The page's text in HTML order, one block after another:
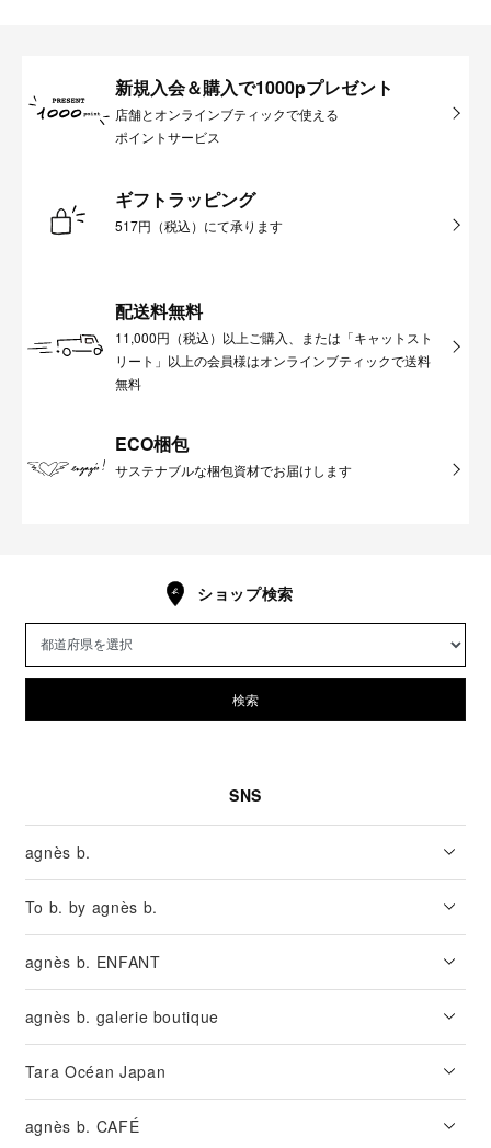
新規入会＆購入で1000pプレゼント
店舗とオンラインブティックで使える
ポイントサービス
ギフトラッピング
517円（税込）にて承ります
配送料無料
11,000円（税込）以上ご購入、または「キャットスト
リート」以上の会員様はオンラインブティックで送料
無料
ECO梱包
サステナブルな梱包資材でお届けします
ショップ検索
検索
SNS
agnès b.
To b. by agnès b.
agnès b. ENFANT
agnès b. galerie boutique
Tara Océan Japan
agnès b. CAFÉ